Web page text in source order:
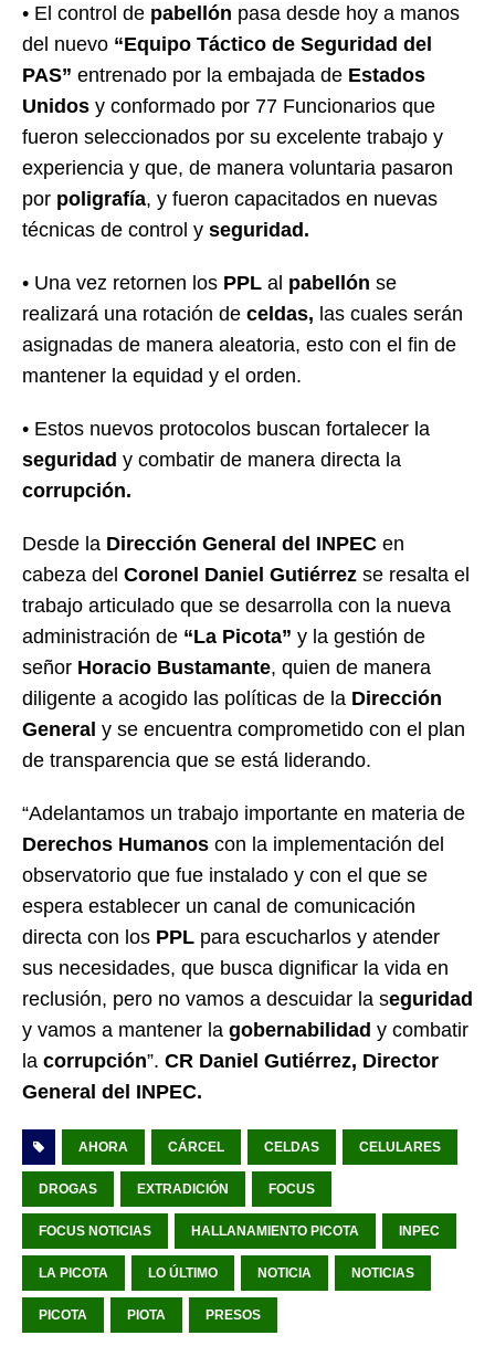
• El control de pabellón pasa desde hoy a manos
del nuevo “Equipo Táctico de Seguridad del
PAS” entrenado por la embajada de Estados
Unidos y conformado por 77 Funcionarios que
fueron seleccionados por su excelente trabajo y
experiencia y que, de manera voluntaria pasaron
por poligrafía, y fueron capacitados en nuevas
técnicas de control y seguridad.
• Una vez retornen los PPL al pabellón se
realizará una rotación de celdas, las cuales serán
asignadas de manera aleatoria, esto con el fin de
mantener la equidad y el orden.
• Estos nuevos protocolos buscan fortalecer la
seguridad y combatir de manera directa la
corrupción.
Desde la Dirección General del INPEC en
cabeza del Coronel Daniel Gutiérrez se resalta el
trabajo articulado que se desarrolla con la nueva
administración de “La Picota” y la gestión de
señor Horacio Bustamante, quien de manera
diligente a acogido las políticas de la Dirección
General y se encuentra comprometido con el plan
de transparencia que se está liderando.
“Adelantamos un trabajo importante en materia de
Derechos Humanos con la implementación del
observatorio que fue instalado y con el que se
espera establecer un canal de comunicación
directa con los PPL para escucharlos y atender
sus necesidades, que busca dignificar la vida en
reclusión, pero no vamos a descuidar la seguridad
y vamos a mantener la gobernabilidad y combatir
la corrupción”. CR Daniel Gutiérrez, Director
General del INPEC.
AHORA CÁRCEL CELDAS CELULARES
DROGAS EXTRADICIÓN FOCUS
FOCUS NOTICIAS HALLANAMIENTO PICOTA INPEC
LA PICOTA LO ÚLTIMO NOTICIA NOTICIAS
PICOTA PIOTA PRESOS